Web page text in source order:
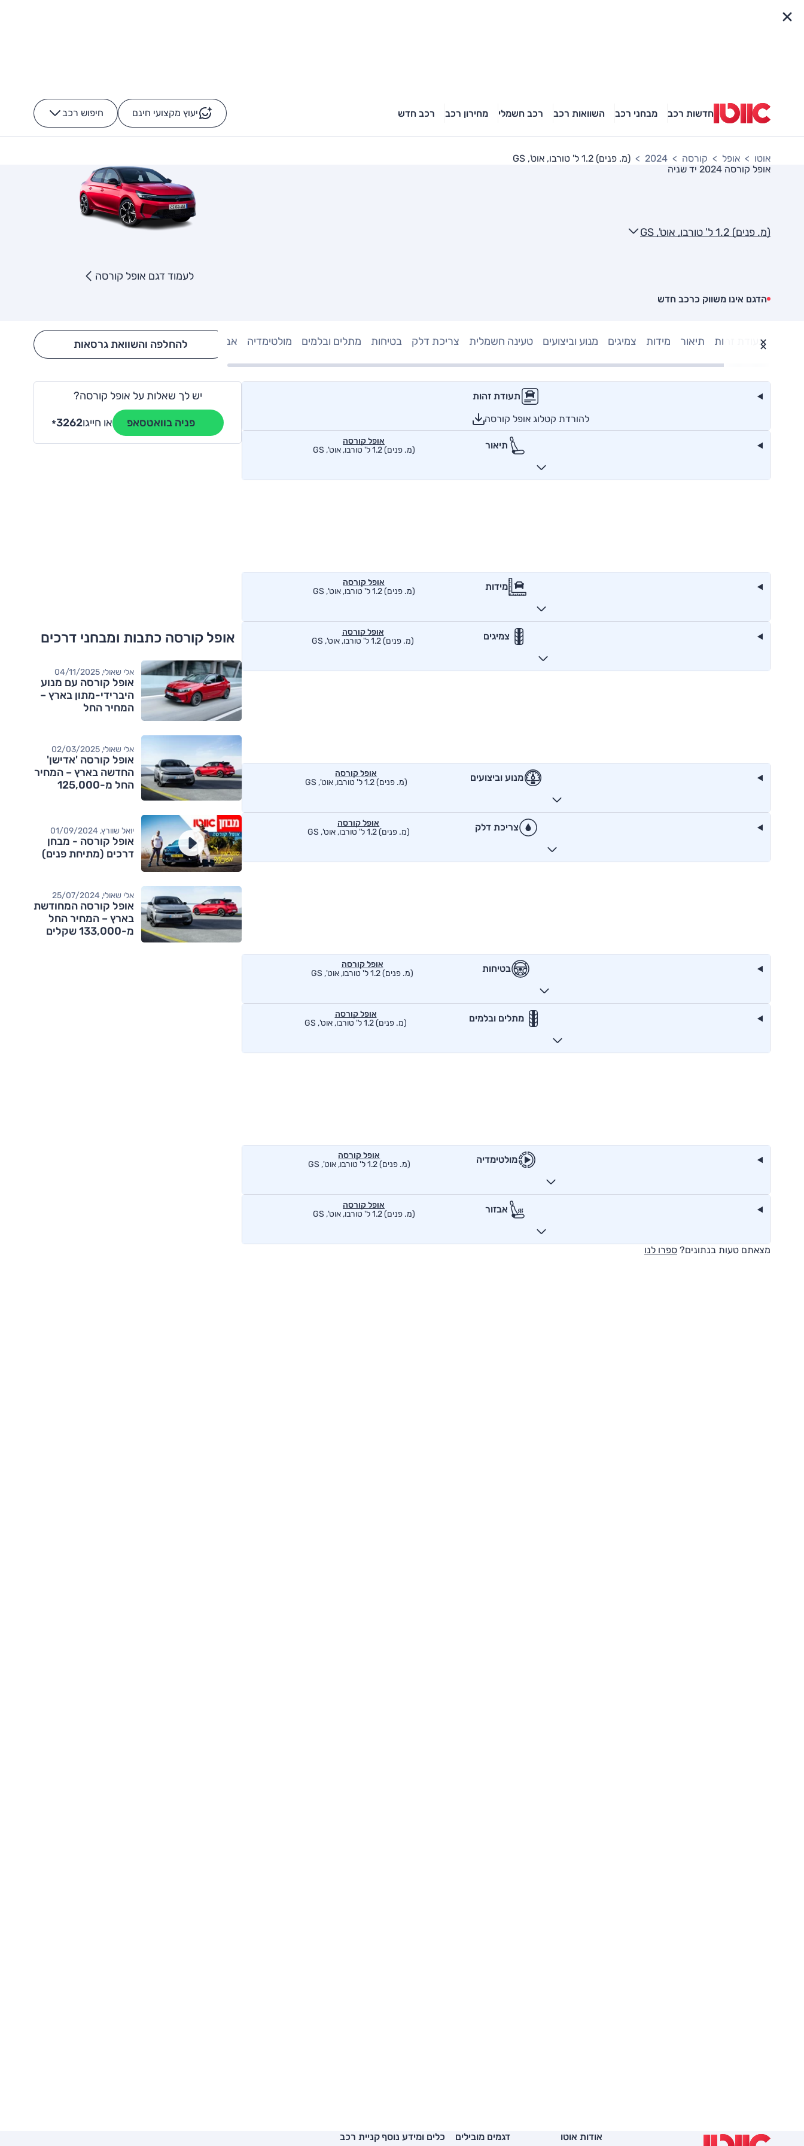
חדשות רכב מבחני רכב השוואות רכב רכב חשמלי מחירון רכב רכב חדש יעוץ מקצועי חינם חיפוש רכב -
אוטו אופל קורסה 2024
(מ. פנים) 1.2 ל' טורבו, אוט', GS
אופל קורסה 2024
יד שניה
(מ. פנים) 1.2 ל' טורבו, אוט', GS
הדגם אינו משווק כרכב חדש
לעמוד דגם אופל קורסה
תעודת זהות תיאור מידות צמיגים מנוע וביצועים טעינה חשמלית צריכת דלק בטיחות מתלים ובלמים מולטימדיה אבזור Hide config section
להחלפה והשוואת גרסאות
תעודת זהות
להורדת קטלוג אופל קורסה
תיאור
אופל קורסה
(מ. פנים) 1.2 ל' טורבו, אוט', GS
מידות
אופל קורסה
(מ. פנים) 1.2 ל' טורבו, אוט', GS
צמיגים
אופל קורסה
(מ. פנים) 1.2 ל' טורבו, אוט', GS
מנוע וביצועים
אופל קורסה
(מ. פנים) 1.2 ל' טורבו, אוט', GS
צריכת דלק
אופל קורסה
(מ. פנים) 1.2 ל' טורבו, אוט', GS
בטיחות
אופל קורסה
(מ. פנים) 1.2 ל' טורבו, אוט', GS
מתלים ובלמים
אופל קורסה
(מ. פנים) 1.2 ל' טורבו, אוט', GS
מולטימדיה
אופל קורסה
(מ. פנים) 1.2 ל' טורבו, אוט', GS
אבזור
אופל קורסה
(מ. פנים) 1.2 ל' טורבו, אוט', GS
מצאתם טעות בנתונים? ספרו לנו
יש לך שאלות על אופל קורסה?
פניה בוואטסאפ או חייגו *3262
אופל קורסה כתבות ומבחני דרכים
אלי שאולי, 04/11/2025
אופל קורסה עם מנוע
היברידי-מתון בארץ –
המחיר החל
אלי שאולי, 02/03/2025
אופל קורסה 'אדישן'
החדשה בארץ – המחיר
החל מ-125,000
יואל שוורץ, 01/09/2024
אופל קורסה - מבחן
דרכים (מתיחת פנים)
אלי שאולי, 25/07/2024
אופל קורסה המחודשת
בארץ – המחיר החל
מ-133,000 שקלים
אודות אוטו דגמים מובילים כלים ומידע נוסף קניית רכב